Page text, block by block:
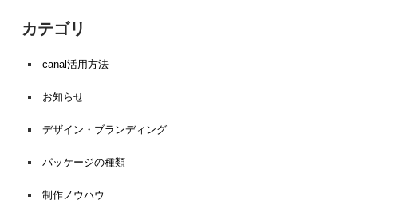
カテゴリ
canal活用方法
お知らせ
デザイン・ブランディング
パッケージの種類
制作ノウハウ